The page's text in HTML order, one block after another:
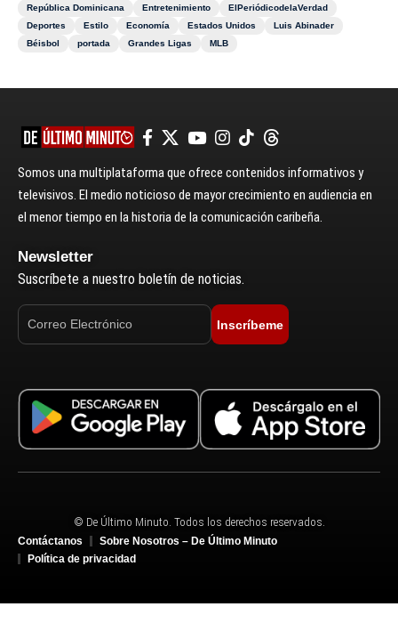
República Dominicana
Entretenimiento
ElPeriódicodelaVerdad
Deportes
Estilo Economía Estados Unidos
Luis Abinader
Béisbol
portada Grandes Ligas MLB
Somos una multiplataforma que ofrece contenidos informativos y
televisivos. El medio noticioso de mayor crecimiento en audiencia en
el menor tiempo en la historia de la comunicación caribeña.
Newsletter
Suscríbete a nuestro boletín de noticias.
Inscríbeme
© De Último Minuto. Todos los derechos reservados.
Contáctanos
Sobre Nosotros – De Último Minuto
Política de privacidad